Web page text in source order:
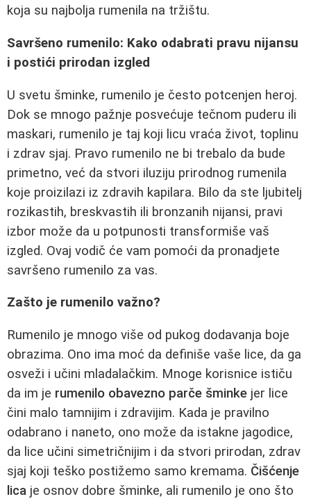
koja su najbolja rumenila na tržištu.
Savršeno rumenilo: Kako odabrati pravu nijansu
i postići prirodan izgled
U svetu šminke, rumenilo je često potcenjen heroj.
Dok se mnogo pažnje posvećuje tečnom puderu ili
maskari, rumenilo je taj koji licu vraća život, toplinu
i zdrav sjaj. Pravo rumenilo ne bi trebalo da bude
primetno, već da stvori iluziju prirodnog rumenila
koje proizilazi iz zdravih kapilara. Bilo da ste ljubitelj
rozikastih, breskvastih ili bronzanih nijansi, pravi
izbor može da u potpunosti transformiše vaš
izgled. Ovaj vodič će vam pomoći da pronadjete
savršeno rumenilo za vas.
Zašto je rumenilo važno?
Rumenilo je mnogo više od pukog dodavanja boje
obrazima. Ono ima moć da definiše vaše lice, da ga
osveži i učini mladalačkim. Mnoge korisnice ističu
da im je rumenilo obavezno parče šminke jer lice
čini malo tamnijim i zdravijim. Kada je pravilno
odabrano i naneto, ono može da istakne jagodice,
da lice učini simetričnijim i da stvori prirodan, zdrav
sjaj koji teško postižemo samo kremama. Čišćenje
lica je osnov dobre šminke, ali rumenilo je ono što